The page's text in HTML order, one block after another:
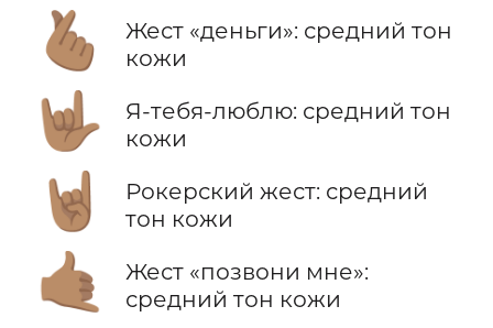
🫰🏽
Жест «деньги»: средний тон
кожи
🤟🏽
Я-тебя-люблю: средний тон
кожи
🤘🏽
Рокерский жест: средний
тон кожи
🤙🏽
Жест «позвони мне»:
средний тон кожи